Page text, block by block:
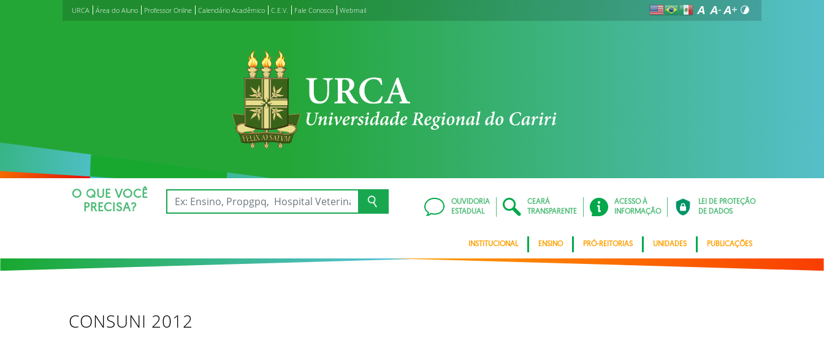
URCA Área do Aluno Professor Online Calendário Acadêmico C.E.V. Fale Conosco Webmail
O QUE VOCÊ
PRECISA?
OUVIDORIA
ESTADUAL
CEARÁ
TRANSPARENTE
ACESSO À
INFORMAÇÃO
LEI DE PROTEÇÃO
DE DADOS
INSTITUCIONAL ENSINO PRÓ-REITORIAS UNIDADES PUBLICAÇÕES
CONSUNI 2012